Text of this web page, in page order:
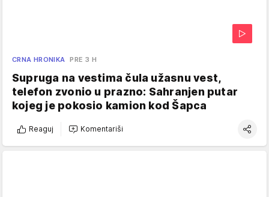
CRNA HRONIKA PRE 3 H
Supruga na vestima čula užasnu vest,
telefon zvonio u prazno: Sahranjen putar
kojeg je pokosio kamion kod Šapca
Reaguj Komentariši